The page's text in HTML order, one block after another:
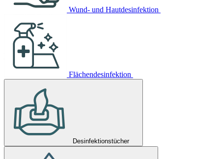
Wund- und Hautdesinfektion
Flächendesinfektion
Desinfektionstücher